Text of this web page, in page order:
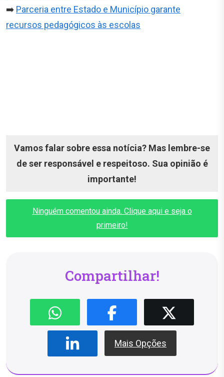
➡️ Parceria entre Estado e Município garante
recursos pedagógicos às escolas
Vamos falar sobre essa notícia? Mas lembre-se
de ser responsável e respeitoso. Sua opinião é
importante!
Ninguém comentou ainda. Clique aqui e seja o
primeiro!
Compartilhar!
Mais Opções